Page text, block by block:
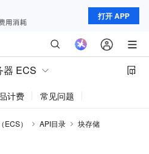
打开 APP
器 ECS
计费 常见问题
ECS） API目录
块存储